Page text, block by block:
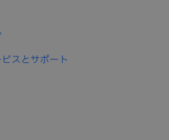
スとサポート